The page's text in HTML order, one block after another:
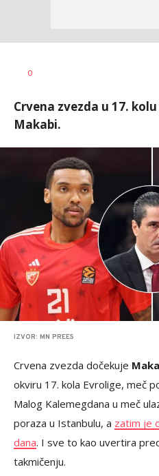
0
Crvena zvezda u 17.
Makabi.
IZVOR: MN PREES
Crvena zvezda dočekuje
okviru 17. kola Evrolige, meč
Malog Kalemegdana u meč
poraza u Istanbulu, a zatim je
dana. I sve to kao uvertira
takmičenju.